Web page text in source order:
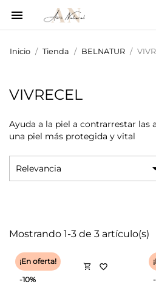

Inicio Tienda BELNATUR
VIVRECEL
Ayuda a la piel a contrarrestar las
una piel más protegida y vital
Relevancia
Mostrando 1-3 de 3 artículo(s)
shopping_cart
¡En oferta!
-10%
favorite_border